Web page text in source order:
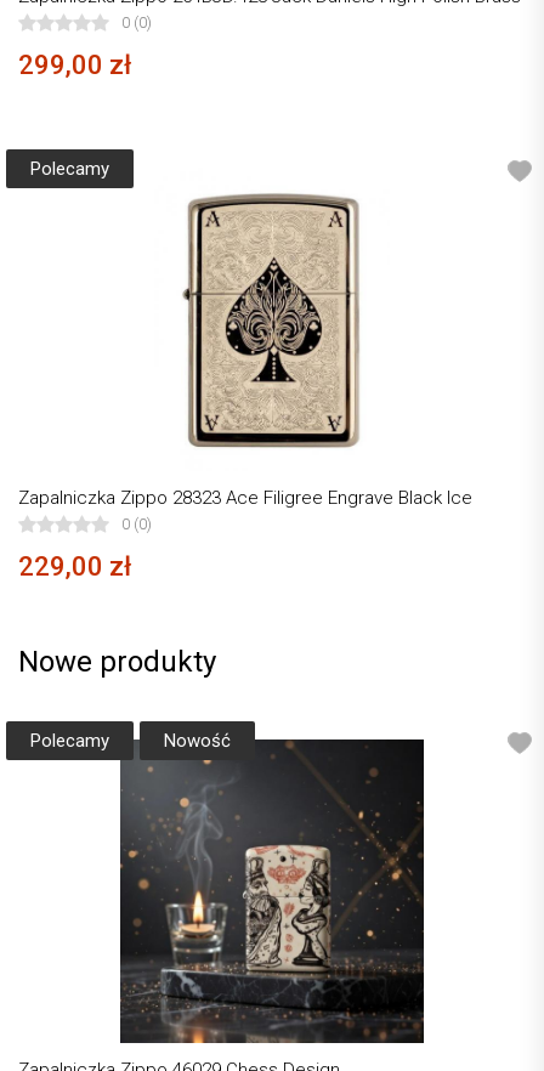
0 (0)
299,00 zł
Polecamy
Zapalniczka Zippo 28323 Ace Filigree Engrave Black Ice
0 (0)
229,00 zł
Nowe produkty
Polecamy Nowość